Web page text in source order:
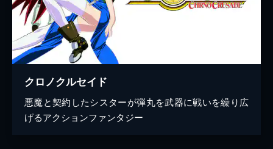
クロノクルセイド
悪魔と契約したシスターが弾丸を武器に戦いを繰り広
げるアクションファンタジー